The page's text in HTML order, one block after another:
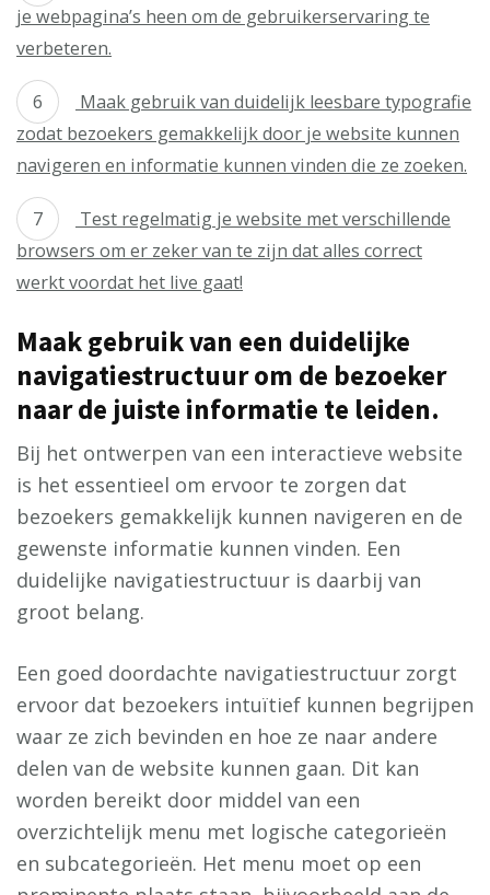
je webpagina’s heen om de gebruikerservaring te
verbeteren.
Maak gebruik van duidelijk leesbare typografie
zodat bezoekers gemakkelijk door je website kunnen
navigeren en informatie kunnen vinden die ze zoeken.
Test regelmatig je website met verschillende
browsers om er zeker van te zijn dat alles correct
werkt voordat het live gaat!
Maak gebruik van een duidelijke
navigatiestructuur om de bezoeker
naar de juiste informatie te leiden.
Bij het ontwerpen van een interactieve website
is het essentieel om ervoor te zorgen dat
bezoekers gemakkelijk kunnen navigeren en de
gewenste informatie kunnen vinden. Een
duidelijke navigatiestructuur is daarbij van
groot belang.
Een goed doordachte navigatiestructuur zorgt
ervoor dat bezoekers intuïtief kunnen begrijpen
waar ze zich bevinden en hoe ze naar andere
delen van de website kunnen gaan. Dit kan
worden bereikt door middel van een
overzichtelijk menu met logische categorieën
en subcategorieën. Het menu moet op een